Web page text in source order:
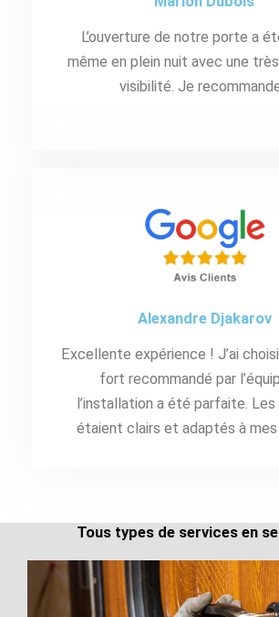
L’ouverture de notre porte a
même en plein nuit avec une
visibilité. Je
Alexandre Djakarov
Excellente expérience ! J’ai
fort recommandé par
l’installation a été parfaite.
étaient clairs et adaptés à mes
Tous types de services en